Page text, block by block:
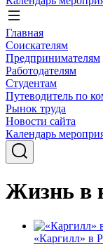
Главная
Соискателям
Предпринимателям
Работодателям
Студентам
Путеводитель по
Рынок труда
Новости сайта
Календарь
Жизнь в
«Каргилл» в